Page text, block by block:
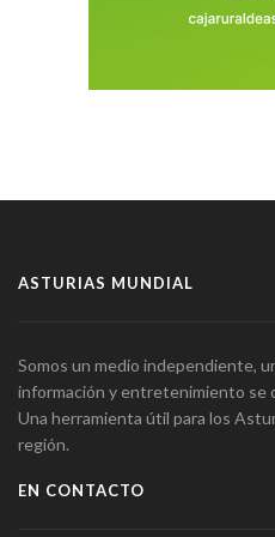
ASTURIAS MUNDIAL
Somos un medio independiente,
información y entretenimiento se
Una herramienta útil para los
región.
EN CONTACTO